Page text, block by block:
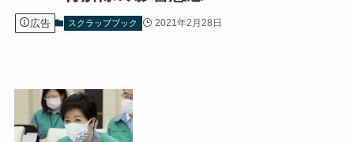
広告 スクラップブック 2021年2月28日